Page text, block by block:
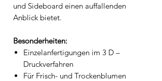
und Sideboard einen auffallenden
Anblick bietet.
Besonderheiten:
Einzelanfertigungen im 3 D –
Druckverfahren
Für Frisch- und Trockenblumen